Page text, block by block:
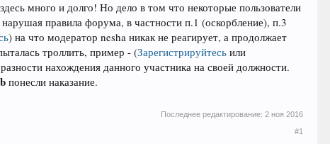
много и долго! Но дело в том что некоторые пользователи
нарушая правила форума, в частности п.1 (оскорбление), п.3
) на что модератор nesha никак не реагирует, а продолжает
троллить, пример -(Зарегистрируйтесь или
нахождения данного участника на своей должности.
понесли наказание.
Последнее редактирование: 2 ноя 2016
#1